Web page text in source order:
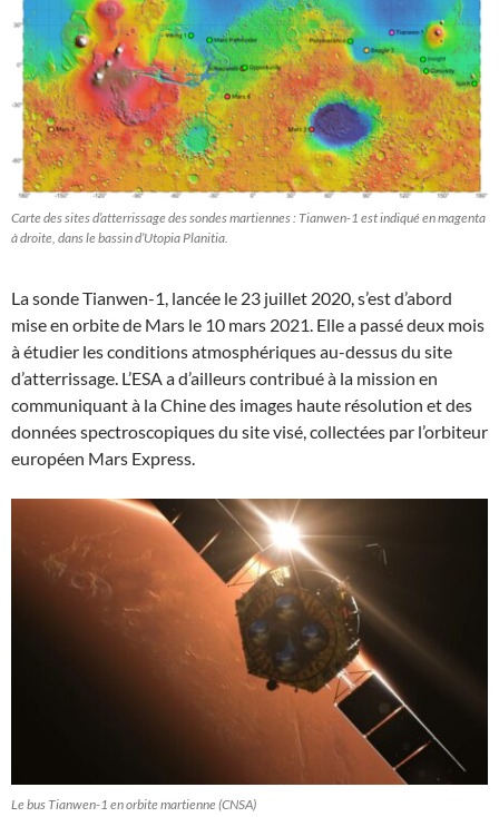
Carte des sites d’atterrissage des sondes martiennes : Tianwen-1 est indiqué en magenta
à droite, dans le bassin d’Utopia Planitia.
La sonde Tianwen-1, lancée le 23 juillet 2020, s’est d’abord
mise en orbite de Mars le 10 mars 2021. Elle a passé deux mois
à étudier les conditions atmosphériques au-dessus du site
d’atterrissage. L’ESA a d’ailleurs contribué à la mission en
communiquant à la Chine des images haute résolution et des
données spectroscopiques du site visé, collectées par l’orbiteur
européen Mars Express.
Le bus Tianwen-1 en orbite martienne (CNSA)